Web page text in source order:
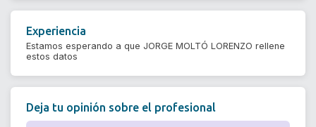
Experiencia
Estamos esperando a que JORGE MOLTÓ LORENZO rellene
estos datos
Deja tu opinión sobre el profesional